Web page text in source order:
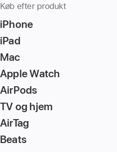
Køb efter produkt
iPhone
iPad
Mac
Apple Watch
AirPods
TV og hjem
AirTag
Beats